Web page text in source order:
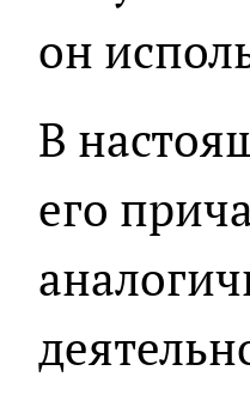
он
В
его